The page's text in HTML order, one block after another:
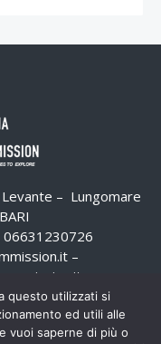
– Lungomare
06631230726
–
questo utilizzati si
ed utili alle
vuoi saperne di più o